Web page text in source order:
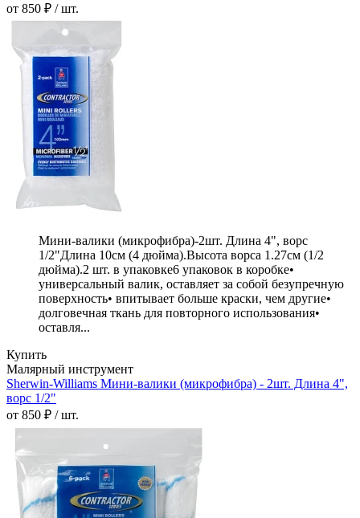
от 850 ₽ / шт.
Мини-валики (микрофибра)-2шт. Длина 4", ворс
1/2"Длина 10см (4 дюйма).Высота ворса 1.27см (1/2
дюйма).2 шт. в упаковке6 упаковок в коробке•
универсальный валик, оставляет за собой безупречную
поверхность• впитывает больше краски, чем другие•
долговечная ткань для повторного использования•
оставля...
Купить
Малярный инструмент
Sherwin-Williams Мини-валики (микрофибра) - 2шт. Длина 4",
ворс 1/2"
от 850 ₽ / шт.